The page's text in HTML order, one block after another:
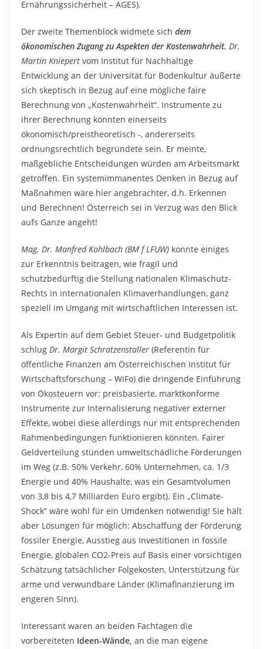
Ernährungssicherheit – AGES).
Der zweite Themenblock widmete sich dem
ökonomischen Zugang zu Aspekten der Kostenwahrheit. Dr.
Martin Kniepert vom Institut für Nachhaltige
Entwicklung an der Universität für Bodenkultur äußerte
sich skeptisch in Bezug auf eine mögliche faire
Berechnung von „Kostenwahrheit“. Instrumente zu
ihrer Berechnung könnten einerseits
ökonomisch/preistheoretisch -, andererseits
ordnungsrechtlich begründete sein. Er meinte,
maßgebliche Entscheidungen würden am Arbeitsmarkt
getroffen. Ein systemimmanentes Denken in Bezug auf
Maßnahmen wäre hier angebrachter, d.h. Erkennen
und Berechnen! Österreich sei in Verzug was den Blick
aufs Ganze angeht!
Mag. Dr. Manfred Kohlbach (BM f LFUW) konnte einiges
zur Erkenntnis beitragen, wie fragil und
schutzbedürftig die Stellung nationalen Klimaschutz-
Rechts in internationalen Klimaverhandlungen, ganz
speziell im Umgang mit wirtschaftlichen Interessen ist.
Als Expertin auf dem Gebiet Steuer- und Budgetpolitik
schlug Dr. Margit Schratzenstaller (Referentin für
öffentliche Finanzen am Österreichischen Institut für
Wirtschaftsforschung – WiFo) die dringende Einführung
von Ökosteuern vor: preisbasierte, marktkonforme
Instrumente zur Internalisierung negativer externer
Effekte, wobei diese allerdings nur mit entsprechenden
Rahmenbedingungen funktionieren könnten. Fairer
Geldverteilung stünden umweltschädliche Förderungen
im Weg (z.B. 50% Verkehr, 60% Unternehmen, ca. 1/3
Energie und 40% Haushalte, was ein Gesamtvolumen
von 3,8 bis 4,7 Milliarden Euro ergibt). Ein „Climate-
Shock“ wäre wohl für ein Umdenken notwendig! Sie hält
aber Lösungen für möglich: Abschaffung der Förderung
fossiler Energie, Ausstieg aus Investitionen in fossile
Energie, globalen CO2-Preis auf Basis einer vorsichtigen
Schätzung tatsächlicher Folgekosten, Unterstützung für
arme und verwundbare Länder (Klimafinanzierung im
engeren Sinn).
Interessant waren an beiden Fachtagen die
vorbereiteten Ideen-Wände, an die man eigene